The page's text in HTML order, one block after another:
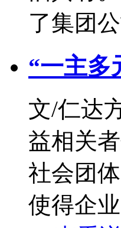
了集团
“一主多
文/仁达
益相关
社会团
使得企